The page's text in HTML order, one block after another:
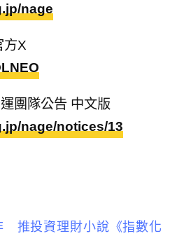
nage
方X
團隊公告 中文版
nage/notices/13
推投資理財小說《指數化